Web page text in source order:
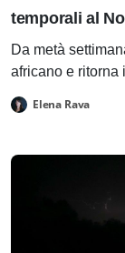
temporali al
Da metà
africano e ritorna
Elena Rava